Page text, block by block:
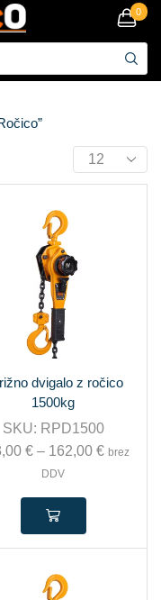
0
dvigalo z ročico
1500kg
SKU: RPD1500
€ – 162,00 € brez
DDV